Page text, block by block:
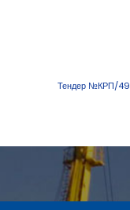
Тендер №КРП/49